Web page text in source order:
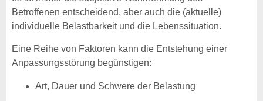
Betroffenen entscheidend, aber auch die (aktuelle)
individuelle Belastbarkeit und die Lebenssituation.
Eine Reihe von Faktoren kann die Entstehung einer
Anpassungsstörung begünstigen:
Art, Dauer und Schwere der Belastung